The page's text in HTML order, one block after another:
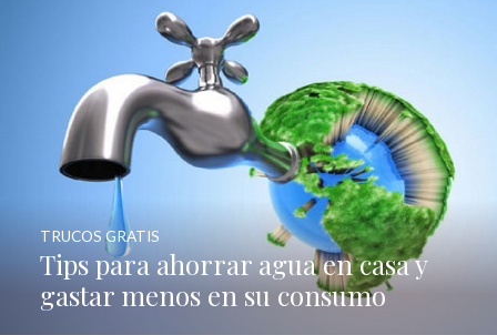
Tips para ahorrar agua en casa y
gastar menos en su consumo
TRUCOS GRATIS